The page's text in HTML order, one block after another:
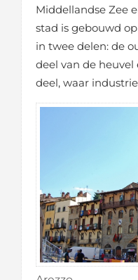
Middellandse Zee
stad is gebouwd
in twee delen: de
deel van de
deel, waar